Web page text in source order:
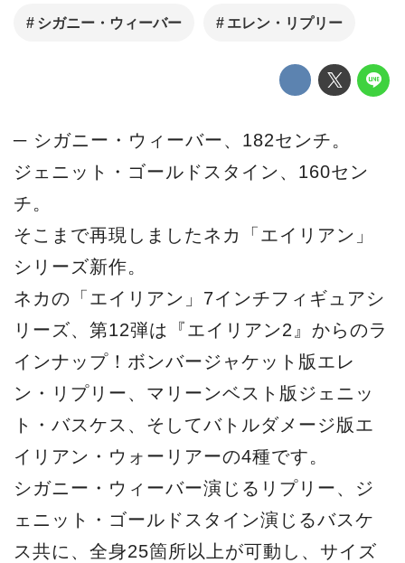
シガニー・ウィーバー エレン・リプリー
─ シガニー・ウィーバー、182センチ。
ジェニット・ゴールドスタイン、160セン
チ。
そこまで再現しましたネカ「エイリアン」
シリーズ新作。
ネカの「エイリアン」7インチフィギュアシ
リーズ、第12弾は『エイリアン2』からのラ
インナップ！ボンバージャケット版エレ
ン・リプリー、マリーンベスト版ジェニッ
ト・バスケス、そしてバトルダメージ版エ
イリアン・ウォーリアーの4種です。
シガニー・ウィーバー演じるリプリー、ジ
ェニット・ゴールドスタイン演じるバスケ
ス共に、全身25箇所以上が可動し、サイズ